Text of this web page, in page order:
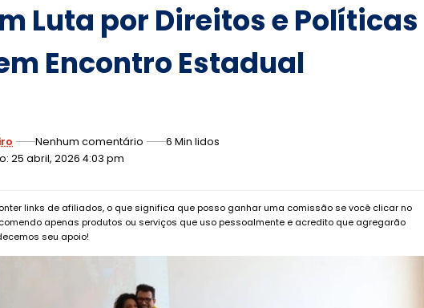
Luta por Direitos e Políticas
Encontro Estadual
25 abril, 2026 4:03 pm
Nenhum comentário 6 Min lidos
links de afiliados, o que significa que posso ganhar uma comissão se você clicar no
apenas produtos ou serviços que uso pessoalmente e acredito que agregarão
seu apoio!